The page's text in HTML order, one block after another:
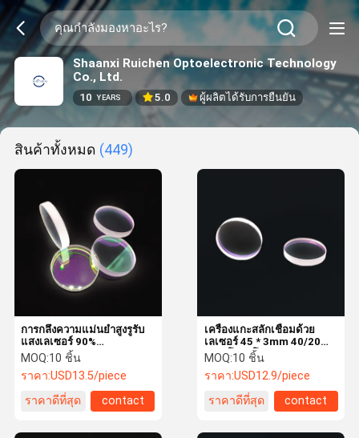
Shaanxi Ruichen Optoelectronic Technology
Co., Ltd.
10 YEARS 5.0 ผู้ผลิตได้รับการยืนยัน
สินค้าทั้งหมด (449)
การกลึงความแม่นยำสูงรูรับ
แสงเลเซอร์ 90%
1064nmHR 20 * 2 มม.
สเปกโตรสโคปนำเข้าเครื่อง
แยกสัญญาณ JGS1
MOQ:10 ชิ้น
ราคา:USD13.5/piece
ราคาดีที่สุด
contact
เครื่องแกะสลักเชื่อมด้วย
เลเซอร์ 45 * 3mm 40/20
สเปกโตรสโคป
MOQ:10 ชิ้น
ราคา:USD12.9/piece
ราคาดีที่สุด
contact